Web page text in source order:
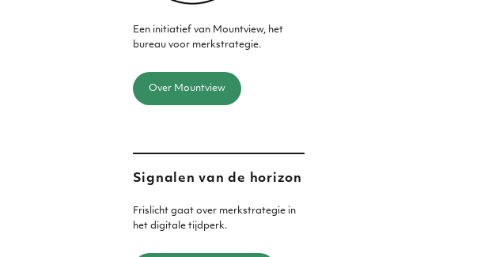
Een initiatief van Mountview, het
bureau voor merkstrategie.
Over Mountview
Signalen van de horizon
Frislicht gaat over merkstrategie in
het digitale tijdperk.